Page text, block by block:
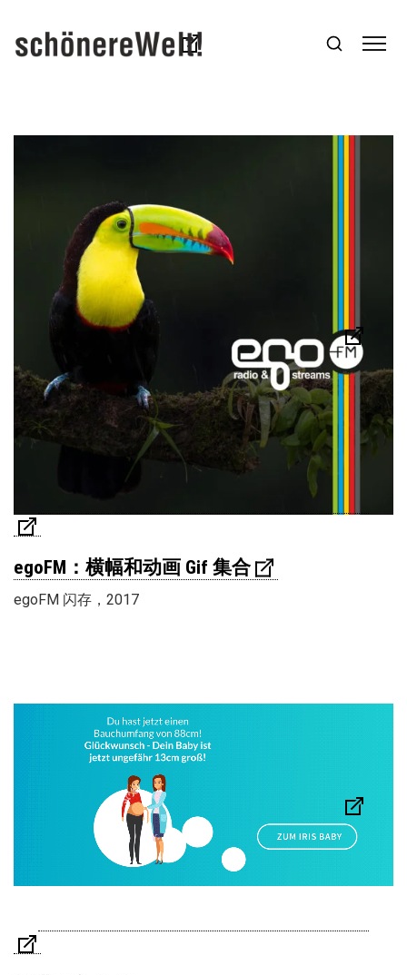
egoFM：横幅和动画 Gif 集合
egoFM 闪存，2017